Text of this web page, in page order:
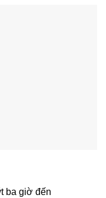
ba giờ đến